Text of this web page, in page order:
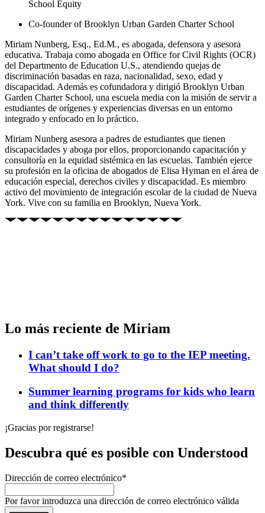
School Equity
Co-founder of Brooklyn Urban Garden Charter School
Miriam Nunberg, Esq., Ed.M., es abogada, defensora y asesora
educativa. Trabaja como abogada en Office for Civil Rights (OCR)
del Departmento de Education U.S., atendiendo quejas de
discriminación basadas en raza, nacionalidad, sexo, edad y
discapacidad. Además es cofundadora y dirigió Brooklyn Urban
Garden Charter School, una escuela media con la misión de servir a
estudiantes de orígenes y experiencias diversas en un entorno
integrado y enfocado en lo práctico.
Miriam Nunberg asesora a padres de estudiantes que tienen
discapacidades y aboga por ellos, proporcionando capacitación y
consultoría en la equidad sistémica en las escuelas. También ejerce
su profesión en la oficina de abogados de Elisa Hyman en el área de
educación especial, derechos civiles y discapacidad. Es miembro
activo del movimiento de integración escolar de la ciudad de Nueva
York. Vive con su familia en Brooklyn, Nueva York.
Lo más reciente de Miriam
I can’t take off work to go to the IEP meeting.
What should I do?
Summer learning programs for kids who learn
and think differently
¡Gracias por registrarse!
Descubra qué es posible con Understood
Dirección de correo electrónico*
Por favor introduzca una dirección de correo electrónico válida